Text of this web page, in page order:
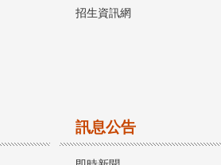
招生資訊網
訊息公告